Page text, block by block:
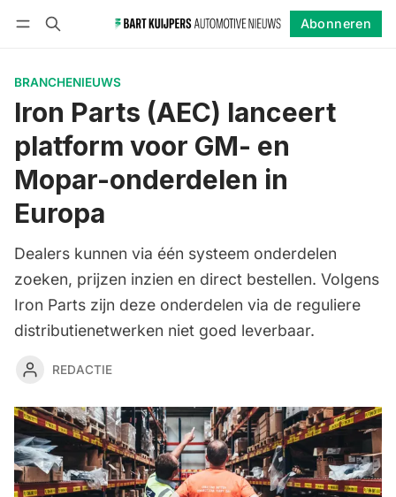
Abonneren
BRANCHENIEUWS
Iron Parts (AEC) lanceert
platform voor GM- en
Mopar-onderdelen in
Europa
Dealers kunnen via één systeem onderdelen
zoeken, prijzen inzien en direct bestellen. Volgens
Iron Parts zijn deze onderdelen via de reguliere
distributienetwerken niet goed leverbaar.
REDACTIE